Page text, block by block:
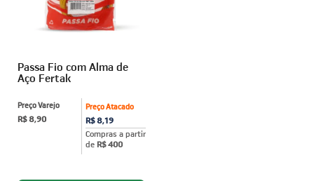
Passa Fio com Alma de
Aço Fertak
Preço Atacado
R$ 8,19
Compras a partir
de R$ 400
Preço Varejo
R$ 8,90